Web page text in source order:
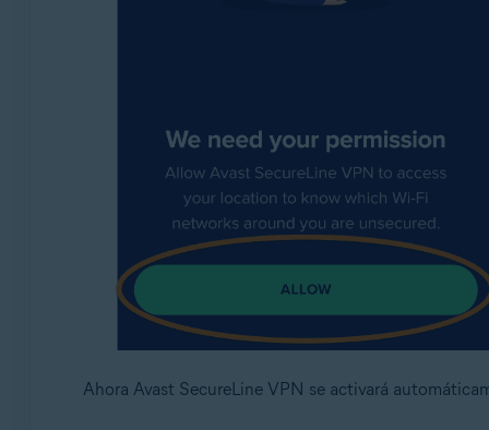
Ahora Avast SecureLine VPN se activará